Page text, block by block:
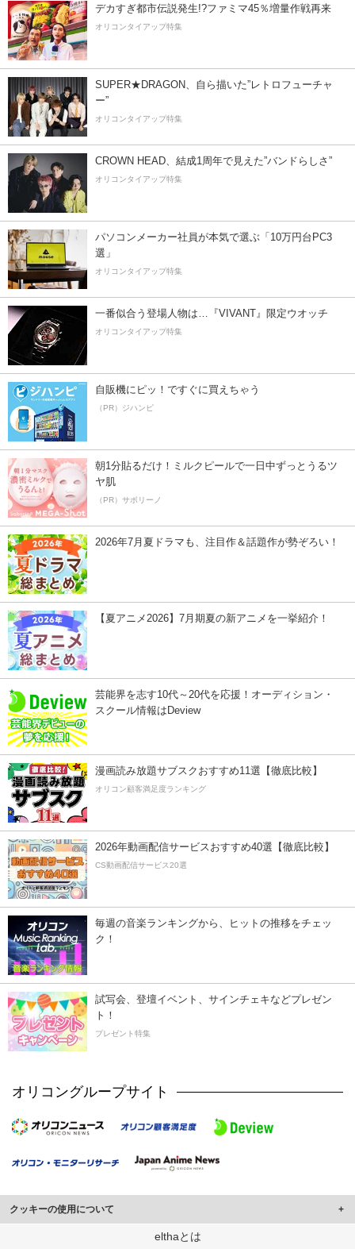
デカすぎ都市伝説発生!?ファミマ45％増量作戦再来
オリコンタイアップ特集
SUPER★DRAGON、自ら描いた”レトロフューチャ
ー”
オリコンタイアップ特集
CROWN HEAD、結成1周年で見えた”バンドらしさ”
オリコンタイアップ特集
パソコンメーカー社員が本気で選ぶ「10万円台PC3
選」
オリコンタイアップ特集
一番似合う登場人物は…『VIVANT』限定ウオッチ
オリコンタイアップ特集
自販機にピッ！ですぐに買えちゃう
（PR）ジハンピ
朝1分貼るだけ！ミルクピールで一日中ずっとうるツ
ヤ肌
（PR）サボリーノ
2026年7月夏ドラマも、注目作＆話題作が勢ぞろい！
【夏アニメ2026】7月期夏の新アニメを一挙紹介！
芸能界を志す10代～20代を応援！オーディション・
スクール情報はDeview
漫画読み放題サブスクおすすめ11選【徹底比較】
オリコン顧客満足度ランキング
2026年動画配信サービスおすすめ40選【徹底比較】
CS動画配信サービス20選
毎週の音楽ランキングから、ヒットの推移をチェッ
ク！
試写会、登壇イベント、サインチェキなどプレゼン
ト！
プレゼント特集
オリコングループサイト
クッキーの使用について
このサイトでは Cookie を使用して、ユーザーに合わせたコンテンツや広告の
elthaとは